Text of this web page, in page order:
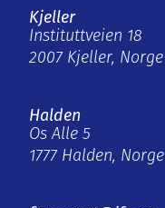
Kjeller
Instituttveien 18
2007 Kjeller, Norge
Halden
Os Alle 5
1777 Halden, Norge